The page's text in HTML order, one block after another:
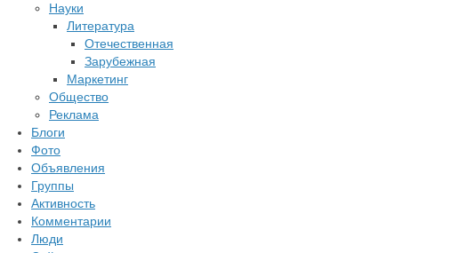
Науки
Литература
Отечественная
Зарубежная
Маркетинг
Общество
Реклама
Блоги
Фото
Объявления
Группы
Активность
Комментарии
Люди